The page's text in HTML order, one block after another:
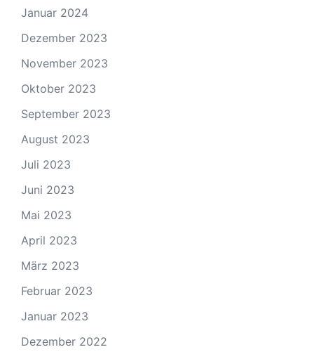
Januar 2024
Dezember 2023
November 2023
Oktober 2023
September 2023
August 2023
Juli 2023
Juni 2023
Mai 2023
April 2023
März 2023
Februar 2023
Januar 2023
Dezember 2022